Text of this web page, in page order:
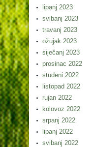
lipanj 2023
svibanj 2023
travanj 2023
ožujak 2023
siječanj 2023
prosinac 2022
studeni 2022
listopad 2022
rujan 2022
kolovoz 2022
srpanj 2022
lipanj 2022
svibanj 2022